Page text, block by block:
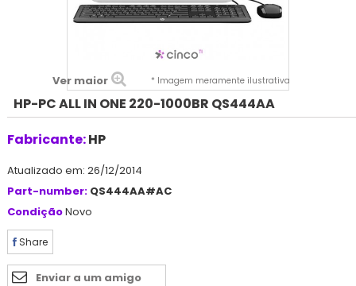
Ver maior * Imagem meramente ilustrativa
HP-PC ALL IN ONE 220-1000BR QS444AA
Fabricante:HP
Atualizado em: 26/12/2014
Part-number: QS444AA#AC
CondiçãoNovo
Share
Enviar a um amigo